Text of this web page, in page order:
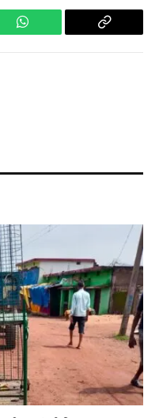
WhatsApp
Copy